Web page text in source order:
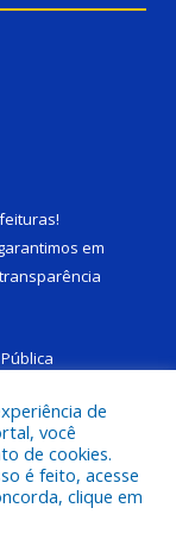
!
em
de Ponta de
de
você
de cookies.
é feito, acesse
clique em